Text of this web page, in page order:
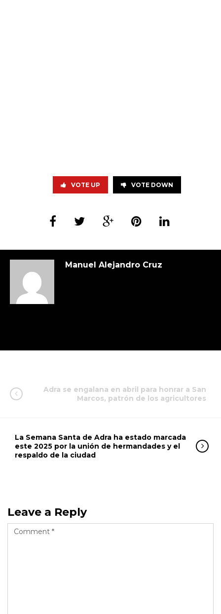
VOTE UP VOTE DOWN
Manuel Alejandro Cruz
Adra se engalana en abril para honrar a San
Marcos, patrón de los agricultores
La Semana Santa de Adra ha estado marcada
este 2025 por la unión de hermandades y el
respaldo de la ciudad
Leave a Reply